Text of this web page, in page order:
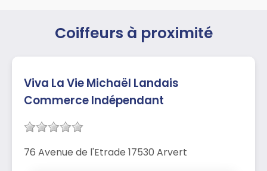
Coiffeurs à proximité
Viva La Vie Michaël Landais
Commerce Indépendant
76 Avenue de l'Etrade 17530 Arvert